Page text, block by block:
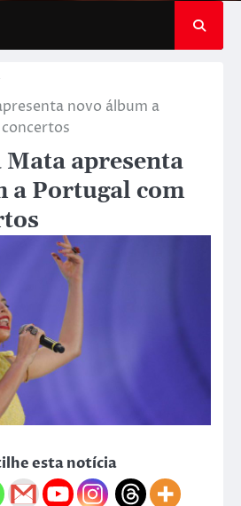
novo álbum a
Mata apresenta
a Portugal com
esta notícia